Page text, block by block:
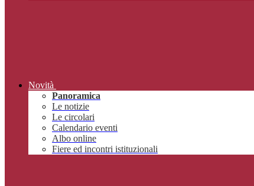
Novità
Panoramica
Le notizie
Le circolari
Calendario eventi
Albo online
Fiere ed incontri istituzionali